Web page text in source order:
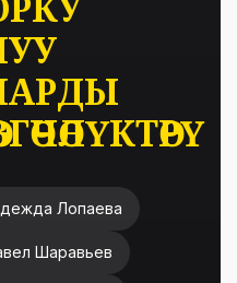
Лопаева
Шаравьев